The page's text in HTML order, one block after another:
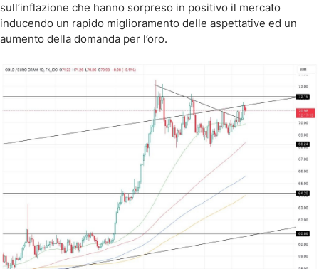
sull’inflazione che hanno sorpreso in positivo il mercato
inducendo un rapido miglioramento delle aspettative ed un
aumento della domanda per l’oro.